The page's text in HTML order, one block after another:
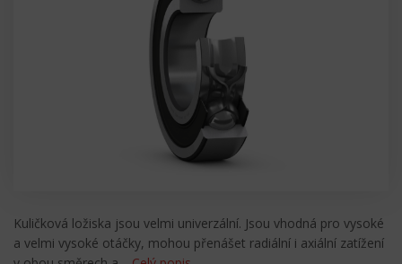
Kuličková ložiska jsou velmi univerzální. Jsou vhodná pro vysoké
a velmi vysoké otáčky, mohou přenášet radiální i axiální zatížení